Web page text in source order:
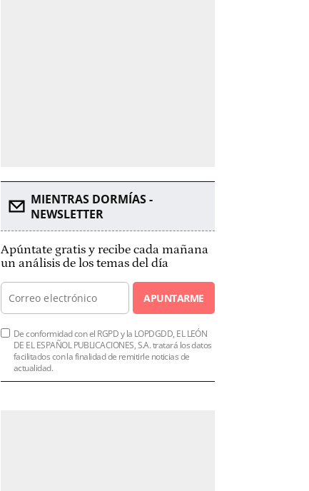
MIENTRAS DORMÍAS -
NEWSLETTER
Apúntate gratis y recibe cada mañana
un análisis de los temas del día
APUNTARME
De conformidad con el RGPD y la LOPDGDD, EL LEÓN
DE EL ESPAÑOL PUBLICACIONES, S.A. tratará los datos
facilitados con la finalidad de remitirle noticias de
actualidad.